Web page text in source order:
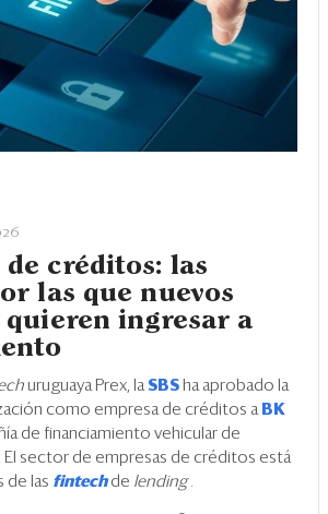
de créditos: las
las que nuevos
quieren ingresar a
uruguaya Prex, la SBS ha aprobado la
como empresa de créditos a BK
de financiamiento vehicular de
El sector de empresas de créditos está
de las fintechde lending.